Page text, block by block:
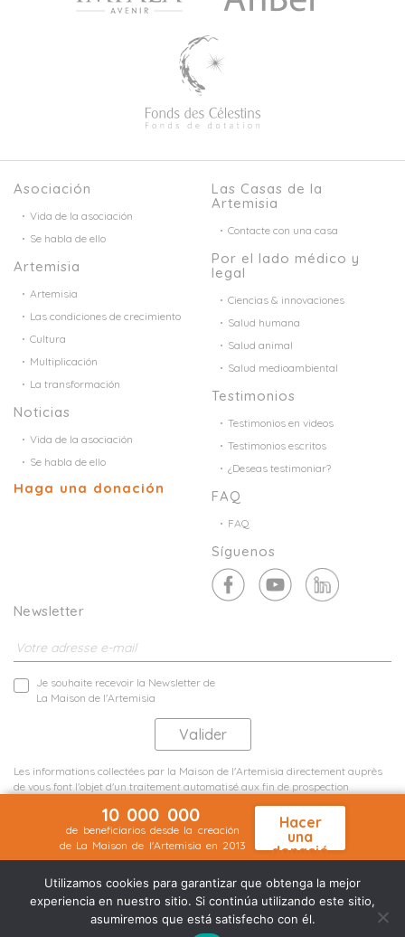
Asociación
Vida de la asociación
Se habla de ello
Artemisia
Artemisia
Las condiciones de crecimiento
Cultura
Multiplicación
La transformación
Noticias
Vida de la asociación
Se habla de ello
Haga una donación
Las Casas de la
Artemisia
Contacte con una casa
Por el lado médico y
legal
Ciencias & innovaciones
Salud humana
Salud animal
Salud medioambiental
Testimonios
Testimonios en videos
Testimonios escritos
¿Deseas testimoniar?
FAQ
FAQ
Síguenos
Newsletter
Je souhaite recevoir la Newsletter de
La Maison de l'Artemisia
Les informations collectées par la Maison de l'Artemisia directement auprès
de vous font l'objet d'un traitement automatisé aux fin de prospection
10 000 000
de beneficiarios desde la creación
de La Maison de l'Artemisia en 2013
Hacer
una
donació
n
Utilizamos cookies para garantizar que obtenga la mejor
experiencia en nuestro sitio. Si continúa utilizando este sitio,
asumiremos que está satisfecho con él.